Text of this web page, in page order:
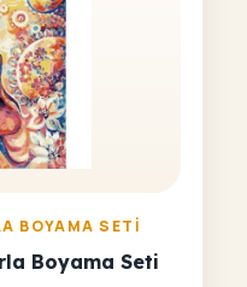
BOYAMA SETI
Boyama Seti